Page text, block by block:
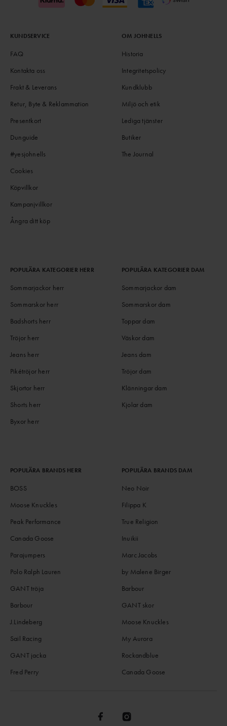
KUNDSERVICE
FAQ
Kontakta oss
Frakt & Leverans
Retur, Byte & Reklammation
Presentkort
Dunguide
#yesjohnells
Cookies
Köpvillkor
Kampanjvillkor
Ångra ditt köp
OM JOHNELLS
Historia
Integritetspolicy
Kundklubb
Miljö och etik
Lediga tjänster
Butiker
The Journal
POPULÄRA KATEGORIER HERR
Sommarjackor herr
Sommarskor herr
Badshorts herr
Tröjor herr
Jeans herr
Pikétröjor herr
Skjortor herr
Shorts herr
Byxor herr
POPULÄRA KATEGORIER DAM
Sommarjackor dam
Sommarskor dam
Toppar dam
Väskor dam
Jeans dam
Tröjor dam
Klänningar dam
Kjolar dam
POPULÄRA BRANDS HERR
BOSS
Moose Knuckles
Peak Performance
Canada Goose
Parajumpers
Polo Ralph Lauren
GANT tröja
Barbour
J.Lindeberg
Sail Racing
GANT jacka
Fred Perry
POPULÄRA BRANDS DAM
Neo Noir
Filippa K
True Religion
Inuikii
Marc Jacobs
by Malene Birger
Barbour
GANT skor
Moose Knuckles
My Aurora
Rockandblue
Canada Goose